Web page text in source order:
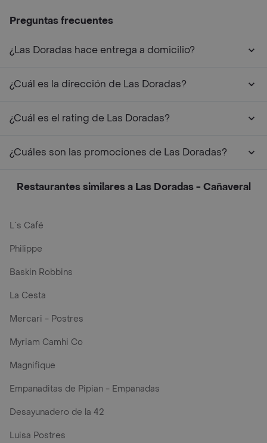
Preguntas frecuentes
¿Las Doradas hace entrega a domicilio?
¿Cuál es la dirección de Las Doradas?
¿Cuál es el rating de Las Doradas?
¿Cuáles son las promociones de Las Doradas?
Restaurantes similares a Las Doradas - Cañaveral
L´s Café
Philippe
Baskin Robbins
La Cesta
Mercari - Postres
Myriam Camhi Co
Magnifique
Empanaditas de Pipian - Empanadas
Desayunadero de la 42
Luisa Postres